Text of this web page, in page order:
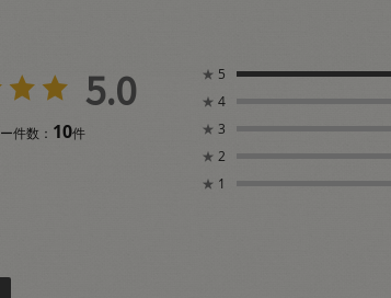
5.0
件数： 10件
★ 5
★ 4
★ 3
★ 2
★ 1